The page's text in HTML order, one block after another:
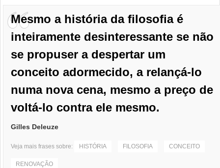
Mesmo a história da filosofia é
inteiramente desinteressante se não
se propuser a despertar um
conceito adormecido, a relançá-lo
numa nova cena, mesmo a preço de
voltá-lo contra ele mesmo.
Gilles Deleuze
Veja mais frases sobre: HISTÓRIA FILOSOFIA CONCEITO
RENOVAÇÃO